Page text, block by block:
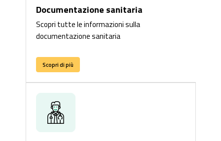
Documentazione sanitaria
Scopri tutte le informazioni sulla
documentazione sanitaria
Scopri di più